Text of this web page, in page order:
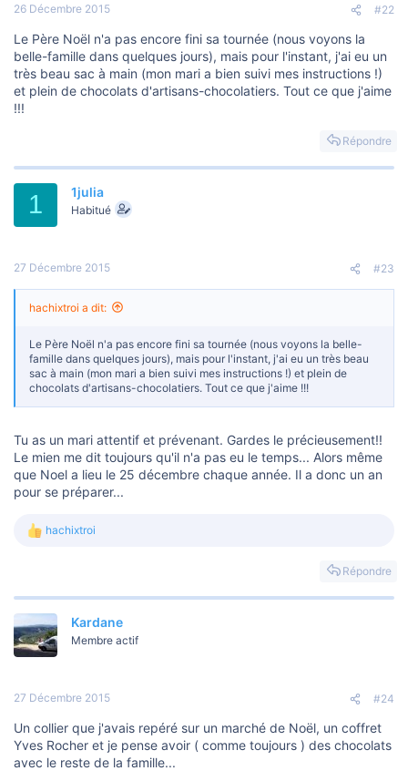
26 Décembre 2015 #22
Le Père Noël n'a pas encore fini sa tournée (nous voyons la
belle-famille dans quelques jours), mais pour l'instant, j'ai eu un
très beau sac à main (mon mari a bien suivi mes instructions !)
et plein de chocolats d'artisans-chocolatiers. Tout ce que j'aime
!!!
Répondre
1 1julia
Habitué
27 Décembre 2015 #23
hachixtroi a dit:
Le Père Noël n'a pas encore fini sa tournée (nous voyons la belle-
famille dans quelques jours), mais pour l'instant, j'ai eu un très beau
sac à main (mon mari a bien suivi mes instructions !) et plein de
chocolats d'artisans-chocolatiers. Tout ce que j'aime !!!
Tu as un mari attentif et prévenant. Gardes le précieusement!!
Le mien me dit toujours qu'il n'a pas eu le temps... Alors même
que Noel a lieu le 25 décembre chaque année. Il a donc un an
pour se préparer...
L
é
c
t
i
s
hachixtroi
Répondre
Kardane
Membre actif
27 Décembre 2015 #24
Un collier que j'avais repéré sur un marché de Noël, un coffret
Yves Rocher et je pense avoir ( comme toujours ) des chocolats
avec le reste de la famille...